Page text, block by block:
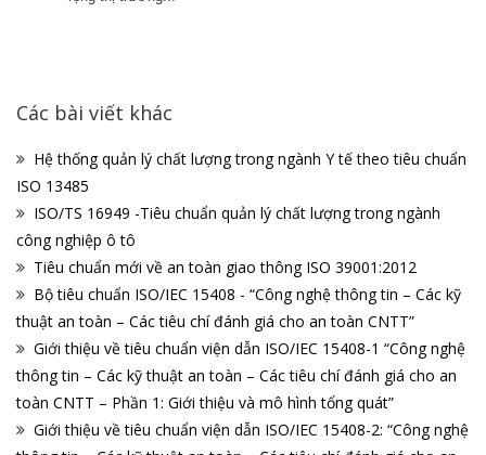
Các bài viết khác
Hệ thống quản lý chất lượng trong ngành Y tế theo tiêu chuẩn
ISO 13485
ISO/TS 16949 -Tiêu chuẩn quản lý chất lượng trong ngành
công nghiệp ô tô
Tiêu chuẩn mới về an toàn giao thông ISO 39001:2012
Bộ tiêu chuẩn ISO/IEC 15408 - “Công nghệ thông tin – Các kỹ
thuật an toàn – Các tiêu chí đánh giá cho an toàn CNTT”
Giới thiệu về tiêu chuẩn viện dẫn ISO/IEC 15408-1 “Công nghệ
thông tin – Các kỹ thuật an toàn – Các tiêu chí đánh giá cho an
toàn CNTT – Phần 1: Giới thiệu và mô hình tổng quát”
Giới thiệu về tiêu chuẩn viện dẫn ISO/IEC 15408-2: “Công nghệ